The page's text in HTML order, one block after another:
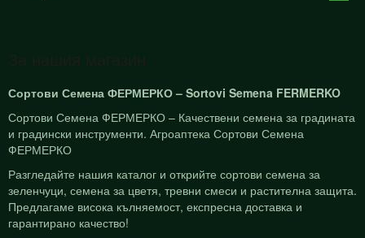
Сортови Семена ФЕРМЕРКО – Sortovi Semena FERMERKO
Сортови Семена ФЕРМЕРКО – Качествени семена за градината
и градински инструменти. Агроаптека Сортови Семена
ФЕРМЕРКО
Разгледайте нашия каталог и открийте сортови семена за
зеленчуци, семена за цветя, тревни смеси и растителна защита.
Предлагаме висока кълняемост, експресна доставка и
гарантирано качество!